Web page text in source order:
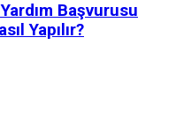
Başvurusu
Yapılır?